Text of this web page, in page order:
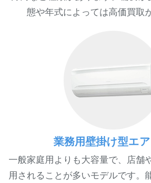
態や年式によっては高価買取
業務用壁掛け型エ
一般家庭用よりも大容量で、店舗
用されることが多いモデルです。